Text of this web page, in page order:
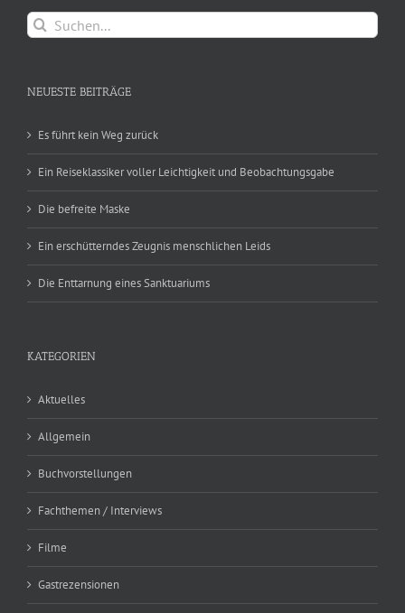
Suche
nach:
NEUESTE BEITRÄGE
Es führt kein Weg zurück
Ein Reiseklassiker voller Leichtigkeit und Beobachtungsgabe
Die befreite Maske
Ein erschütterndes Zeugnis menschlichen Leids
Die Enttarnung eines Sanktuariums
KATEGORIEN
Aktuelles
Allgemein
Buchvorstellungen
Fachthemen / Interviews
Filme
Gastrezensionen